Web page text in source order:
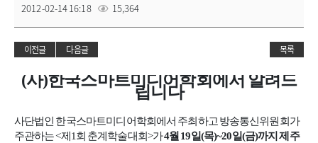
2012-02-14 16:18
15,364
이전글 다음글 목록
(사)한국스마트미디어학회에서 알려드
립니다
사단법인 한국스마트미디어학회에서 주최하고 방송통신위원회가
주관하는 <제1회 춘계학술대회>가4월 19일(목)~20일(금)까지 제주